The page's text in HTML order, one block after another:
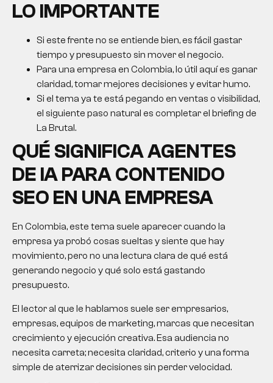
LO IMPORTANTE
Si este frente no se entiende bien, es fácil gastar
tiempo y presupuesto sin mover el negocio.
Para una empresa en Colombia, lo útil aquí es ganar
claridad, tomar mejores decisiones y evitar humo.
Si el tema ya te está pegando en ventas o visibilidad,
el siguiente paso natural es completar el briefing de
La Brutal.
QUÉ SIGNIFICA AGENTES
DE IA PARA CONTENIDO
SEO EN UNA EMPRESA
En Colombia, este tema suele aparecer cuando la
empresa ya probó cosas sueltas y siente que hay
movimiento, pero no una lectura clara de qué está
generando negocio y qué solo está gastando
presupuesto.
El lector al que le hablamos suele ser empresarios,
empresas, equipos de marketing, marcas que necesitan
crecimiento y ejecución creativa. Esa audiencia no
necesita carreta; necesita claridad, criterio y una forma
simple de aterrizar decisiones sin perder velocidad.